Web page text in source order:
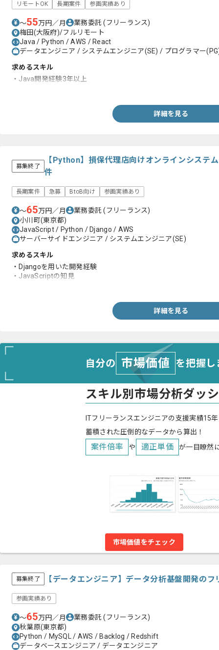
リモートOK 長期案件 参画実績あり
〜55万円／月 業務委託(フリーランス)
梅田(大阪府)/フルリモート
Java / Python / AWS / React
データエンジニア / システムエンジニア(SE) / プログラマー
求めるスキル
・Java開発経験3年以上
詳細を見る
募集終了
【Python】損保代理店向けオンラインシステ
件
長期案件 急募 BtoB向け 参画実績あり
〜65万円／月 業務委託(フリーランス)
小川町(東京都)
JavaScript / Python / Django / AWS
サーバーサイドエンジニア / システムエンジニア(SE)
求めるスキル
・Djangoを用いた開発経験
・JavaScriptの知見
詳細を見る
自分の 市場価値 を把握
スキル別市場分析ダッ
ITフリーランスエンジニアの支援実績15
蓄積された圧倒的なデータから算出！
案件倍率 や 適正単価 が一目瞭然
市場価値をチェック
募集終了 【データエンジニア】データ分析基盤開発の
参画実績あり
〜65万円／月 業務委託(フリーランス)
秋葉原(東京都)
Python / MySQL / AWS / Backlog / Redshift
データベースエンジニア / データエンジニア